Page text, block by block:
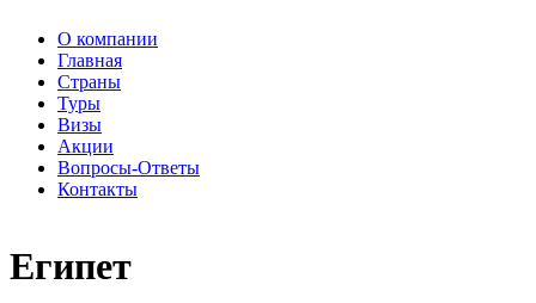
О компании
Главная
Страны
Туры
Визы
Акции
Вопросы-Ответы
Контакты
Египет